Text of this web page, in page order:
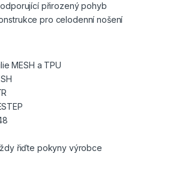
přirozený pohyb
pro celodenní nošení
MESH a TPU
řiďte pokyny výrobce